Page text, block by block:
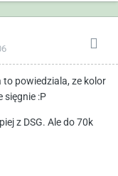
to powiedziala, ze kolor
sięgnie :P
z DSG. Ale do 70k